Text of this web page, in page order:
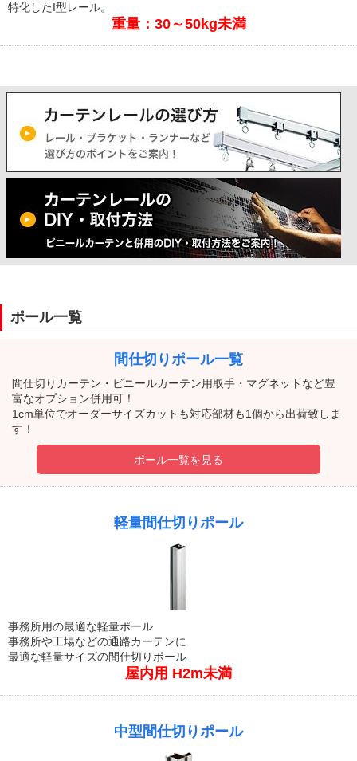
特化したI型レール。
重量：30～50kg未満
ポール一覧
間仕切りポール一覧
間仕切りカーテン・ビニールカーテン用取手・マグネットなど豊
富なオプション併用可！
1cm単位でオーダーサイズカットも対応部材も1個から出荷致しま
す！
ポール一覧を見る
軽量間仕切りポール
事務所用の最適な軽量ポール
事務所や工場などの通路カーテンに
最適な軽量サイズの間仕切りポール
屋内用 H2m未満
中型間仕切りポール